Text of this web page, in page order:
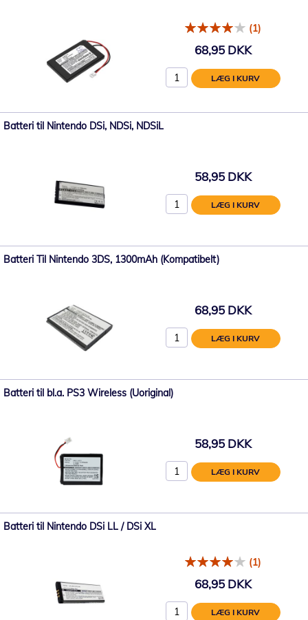
(1)
68,95 DKK
LÆG I KURV
Batteri til Nintendo DSi, NDSi, NDSiL
58,95 DKK
LÆG I KURV
Batteri Til Nintendo 3DS, 1300mAh (Kompatibelt)
68,95 DKK
LÆG I KURV
Batteri til bl.a. PS3 Wireless (Uoriginal)
58,95 DKK
LÆG I KURV
Batteri til Nintendo DSi LL / DSi XL
(1)
68,95 DKK
LÆG I KURV